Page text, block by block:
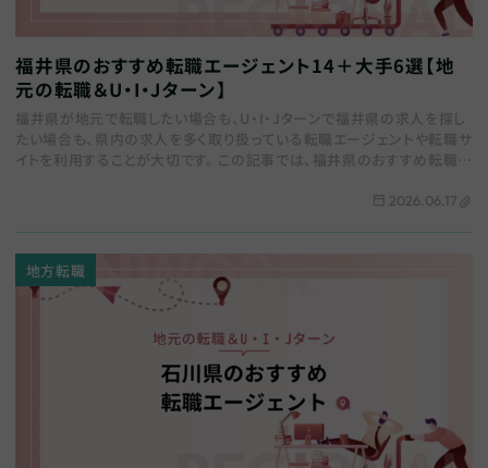
福井県のおすすめ転職エージェント14＋大手6選【地
元の転職＆U・I・Jターン】
福井県が地元で転職したい場合も、U・I・Jターンで福井県の求人を探し
たい場合も、県内の求人を多く取り扱っている転職エージェントや転職サ
イトを利用することが大切です。 この記事では、福井県のおすすめ転職エ
2026.06.17
地方転職